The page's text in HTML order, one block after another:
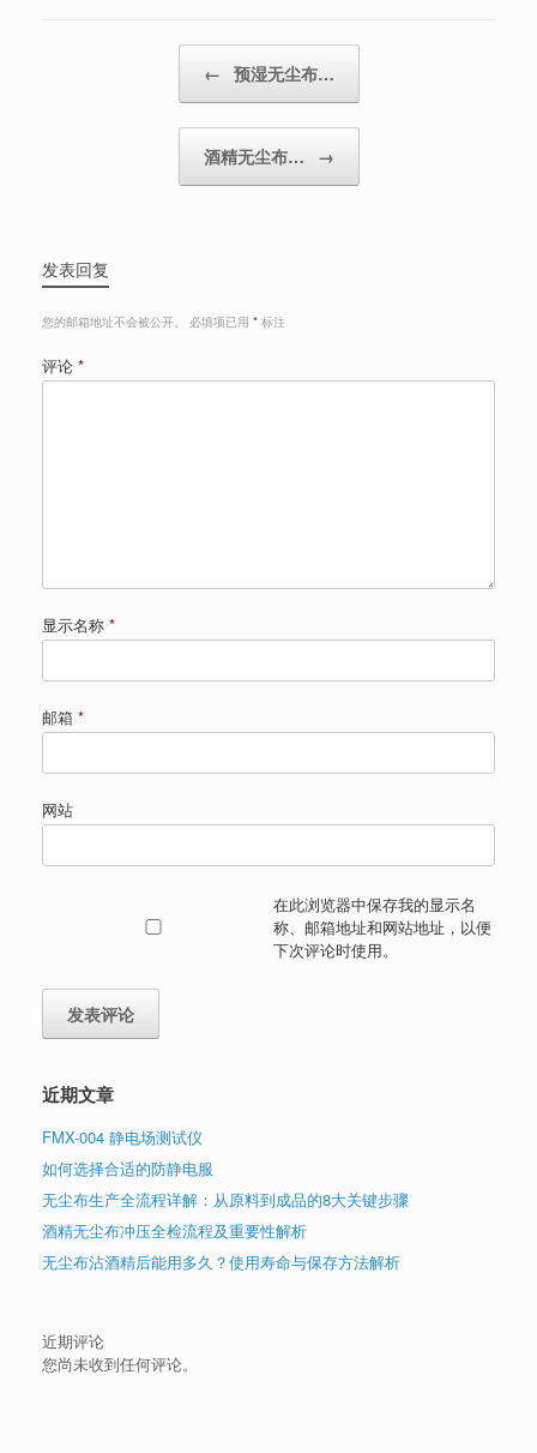
← 预湿无尘布…
酒精无尘布… →
发表回复
您的邮箱地址不会被公开。 必填项已用 * 标注
评论 *
显示名称 *
邮箱 *
网站
在此浏览器中保存我的显示名
称、邮箱地址和网站地址，以便
下次评论时使用。
近期文章
FMX-004 静电场测试仪
如何选择合适的防静电服
无尘布生产全流程详解：从原料到成品的8大关键步骤
酒精无尘布冲压全检流程及重要性解析
无尘布沾酒精后能用多久？使用寿命与保存方法解析
近期评论
您尚未收到任何评论。